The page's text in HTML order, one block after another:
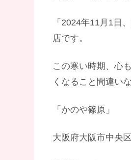
「2024年11月1日
店です。
この寒い時期、心
くなること間違い
「かのや篠原」
大阪府大阪市中央